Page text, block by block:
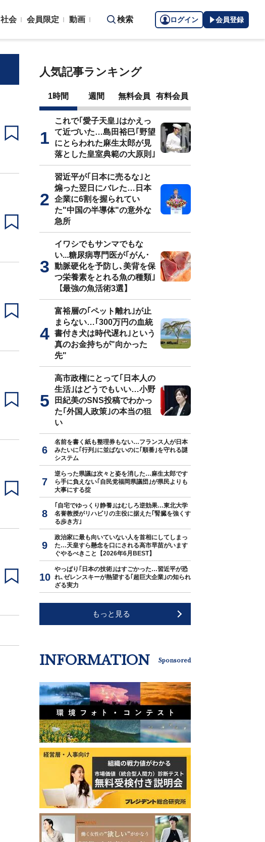
社会 会員限定 動画 検索 ログイン 会員登録
人気記事ランキング
1時間 週間 無料会員 有料会員
これで｢愛子天皇｣はかえっ
て近づいた…島田裕巳｢野望
にとらわれた麻生太郎が見
落とした皇室典範の大原則｣
習近平が｢日本に売るな｣と
煽った翌日にバレた…日本
企業に6割を握られてい
た"中国の半導体"の意外な
急所
イワシでもサンマでもな
い...糖尿病専門医が｢がん･
動脈硬化を予防し､美背を保
つ栄養素をとれる魚の種類｣
【最強の魚活術3選】
富裕層の｢ペット離れ｣が止
まらない…｢300万円の血統
書付き犬は時代遅れ｣という
真のお金持ちが"向かった
先"
高市政権にとって｢日本人の
生活｣はどうでもいい…小野
田紀美のSNS投稿でわかっ
た｢外国人政策｣の本当の狙
い
名前を書く紙も整理券もない…フランス人が日本
みたいに｢行列｣に並ばないのに｢順番｣を守れる謎
システム
逆らった県議は次々と姿を消した…麻生太郎です
ら手に負えない｢自民党福岡県議団｣が県民よりも
大事にする掟
｢自宅でゆっくり静養｣はむしろ逆効果…東北大学
名誉教授がリハビリの主役に据えた｢腎臓を強くす
る歩き方｣
政治家に最も向いていない人を首相にしてしまっ
た…天皇すら懸念を口にされる高市早苗がいます
ぐやるべきこと【2026年6月BEST】
やっぱり｢日本の技術｣はすごかった…習近平が恐
れ､ゼレンスキーが熱望する｢超巨大企業｣の知られ
ざる実力
もっと見る
INFORMATION Sponsored